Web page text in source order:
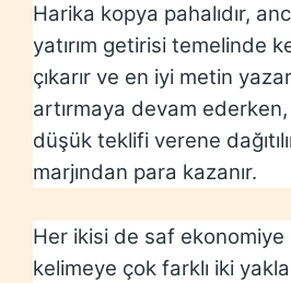
Harika kopya pahalıdır,
yatırım getirisi temelinde
çıkarır ve en iyi metin
artırmaya devam ederken,
düşük teklifi verene
marjından para kazanır.
Her ikisi de saf ekonomiye
kelimeye çok farklı iki